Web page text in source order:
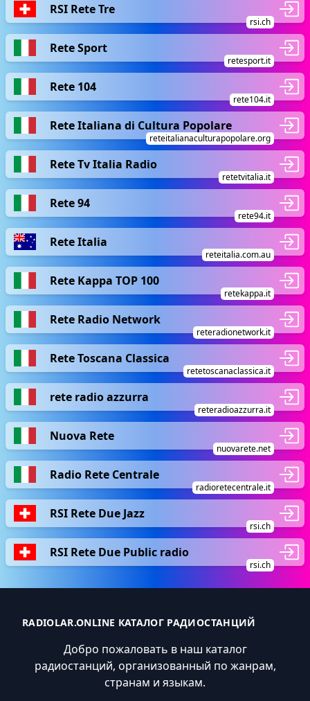
RSI Rete Tre
rsi.ch
Rete Sport
retesport.it
Rete 104
rete104.it
Rete Italiana di Cultura Popolare
reteitalianaculturapopolare.org
Rete Tv Italia Radio
retetvitalia.it
Rete 94
rete94.it
Rete Italia
reteitalia.com.au
Rete Kappa TOP 100
retekappa.it
Rete Radio Network
reteradionetwork.it
Rete Toscana Classica
retetoscanaclassica.it
rete radio azzurra
reteradioazzurra.it
Nuova Rete
nuovarete.net
Radio Rete Centrale
radioretecentrale.it
RSI Rete Due Jazz
rsi.ch
RSI Rete Due Public radio
rsi.ch
RADIOLAR.ONLINE КАТАЛОГ РАДИОСТАНЦИЙ
Добро пожаловать в наш каталог
радиостанций, организованный по жанрам,
странам и языкам.